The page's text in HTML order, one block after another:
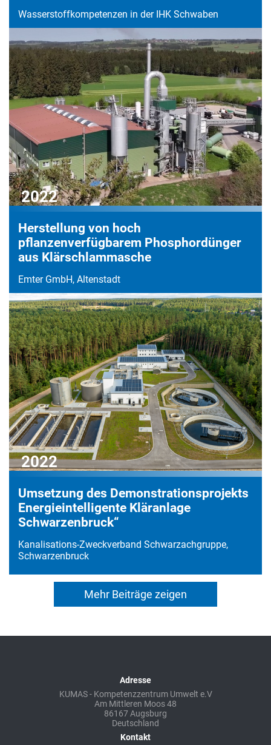
Wasserstoffkompetenzen in der IHK Schwaben
2022
Herstellung von hoch
pflanzenverfügbarem Phosphordünger
aus Klärschlammasche
Emter GmbH, Altenstadt
2022
Umsetzung des Demonstrationsprojekts
Energieintelligente Kläranlage
Schwarzenbruck“
Kanalisations-Zweckverband Schwarzachgruppe,
Schwarzenbruck
Mehr Beiträge zeigen
Adresse
KUMAS - Kompetenzzentrum Umwelt e.V
Am Mittleren Moos 48
86167 Augsburg
Deutschland
Kontakt